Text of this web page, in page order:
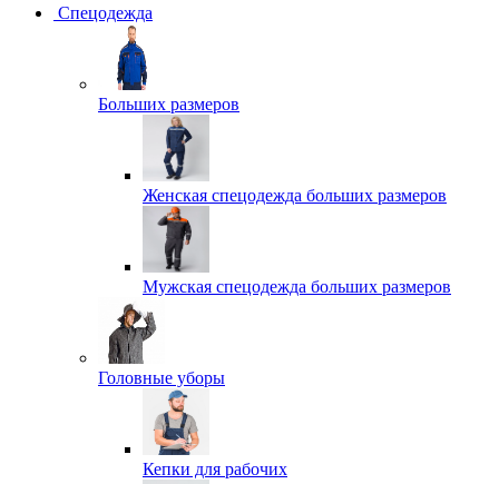
Спецодежда
Больших размеров
Женская спецодежда больших размеров
Мужская спецодежда больших размеров
Головные уборы
Кепки для рабочих